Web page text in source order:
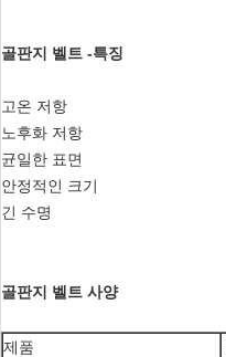
골판지 벨트 -특징
고온 저항
노후화 저항
균일한 표면
안정적인 크기
긴 수명
골판지 벨트 사양
제품